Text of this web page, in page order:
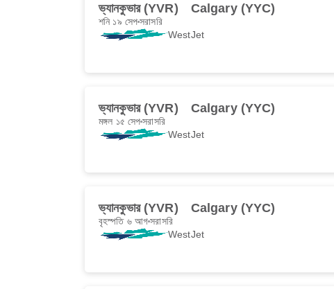
ভ্যানকুভার (YVR) Calgary (YYC)
শনি ১৯ সেপসরাসরি
WestJet
ভ্যানকুভার (YVR) Calgary (YYC)
মঙ্গল ১৫ সেপসরাসরি
WestJet
ভ্যানকুভার (YVR) Calgary (YYC)
বৃহস্পতি ৬ আগসরাসরি
WestJet